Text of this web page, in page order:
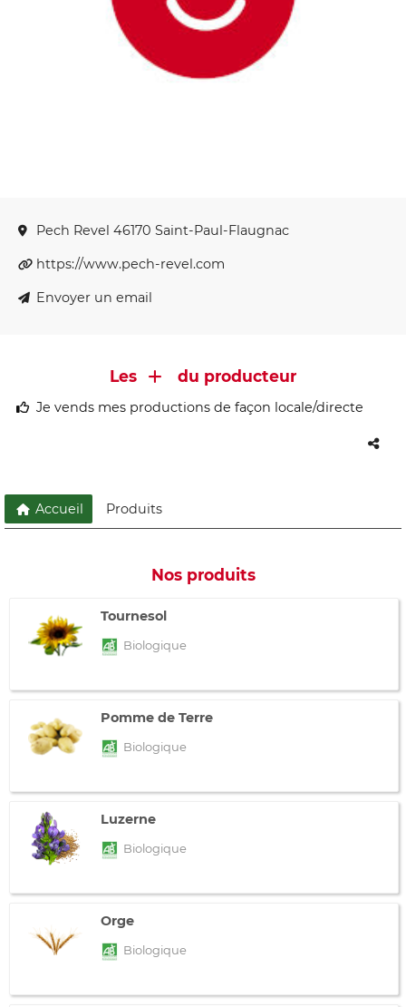
Pech Revel 46170 Saint-Paul-Flaugnac
https://www.pech-revel.com
Envoyer un email
Les du producteur
Je vends mes productions de façon locale/directe
Accueil Produits
Nos produits
Tournesol
Biologique
Pomme de Terre
Biologique
Luzerne
Biologique
Orge
Biologique